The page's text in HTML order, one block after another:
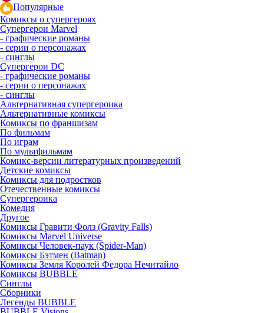
Популярные
Комиксы о супергероях
Супергерои Marvel
- графические романы
- серии о персонажах
- синглы
Супергерои DC
- графические романы
- серии о персонажах
- синглы
Альтернативная супергероика
Альтернативные комиксы
Комиксы по франшизам
По фильмам
По играм
По мультфильмам
Комикс-версии литературных произведений
Детские комиксы
Комиксы для подростков
Отечественные комиксы
Супергероика
Комедия
Другое
Комиксы Гравити Фолз (Gravity Falls)
Комиксы Marvel Universe
Комиксы Человек-паук (Spider-Man)
Комиксы Бэтмен (Batman)
Комиксы Земля Королей Федора Нечитайло
Комиксы BUBBLE
Синглы
Сборники
Легенды BUBBLE